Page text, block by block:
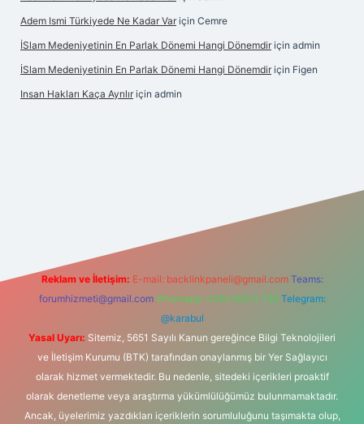
Adem Ismi Türkiyede Ne Kadar Var için Cemre
İSlam Medeniyetinin En Parlak Dönemi Hangi Dönemdir için admin
İSlam Medeniyetinin En Parlak Dönemi Hangi Dönemdir için Figen
Insan Hakları Kaça Ayrılır için admin
Reklam ve İletişim: E-mail: backlinkpaneli@gmail.com Teams:
forumhizmeti@gmail.com Whatsapp: 0262 606 0 726 Telegram:
@karabul
Yasal Uyarı: Sitemiz, 5651 Sayılı Kanun gereğince Bilgi Teknolojileri
ve İletişim Kurumu (BTK) tarafından onaylanmış bir Yer Sağlayıcı
olarak hizmet vermektedir. Bu nedenle, sitedeki içerikleri proaktif
olarak denetleme veya araştırma yükümlülüğümüz bulunmamaktadır.
Ancak, üyelerimiz yazdıkları içeriklerin sorumluluğunu taşımakta olup,